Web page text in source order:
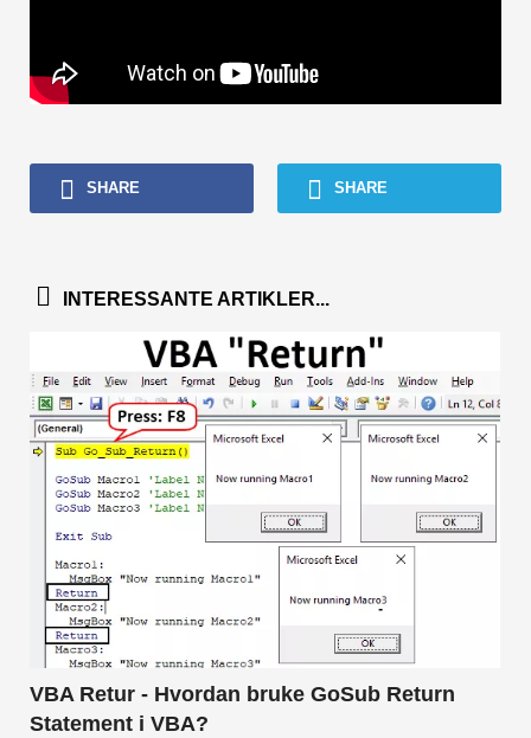
SHARE SHARE
INTERESSANTE ARTIKLER...
VBA Retur - Hvordan bruke GoSub Return
Statement i VBA?